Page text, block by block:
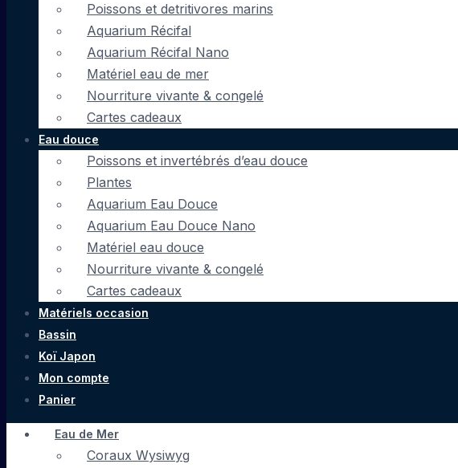
Poissons et detritivores marins
Aquarium Récifal
Aquarium Récifal Nano
Matériel eau de mer
Nourriture vivante & congelé
Cartes cadeaux
Eau douce
Poissons et invertébrés d’eau douce
Plantes
Aquarium Eau Douce
Aquarium Eau Douce Nano
Matériel eau douce
Nourriture vivante & congelé
Cartes cadeaux
Matériels occasion
Bassin
Koï Japon
Mon compte
Panier
Eau de Mer
Coraux Wysiwyg